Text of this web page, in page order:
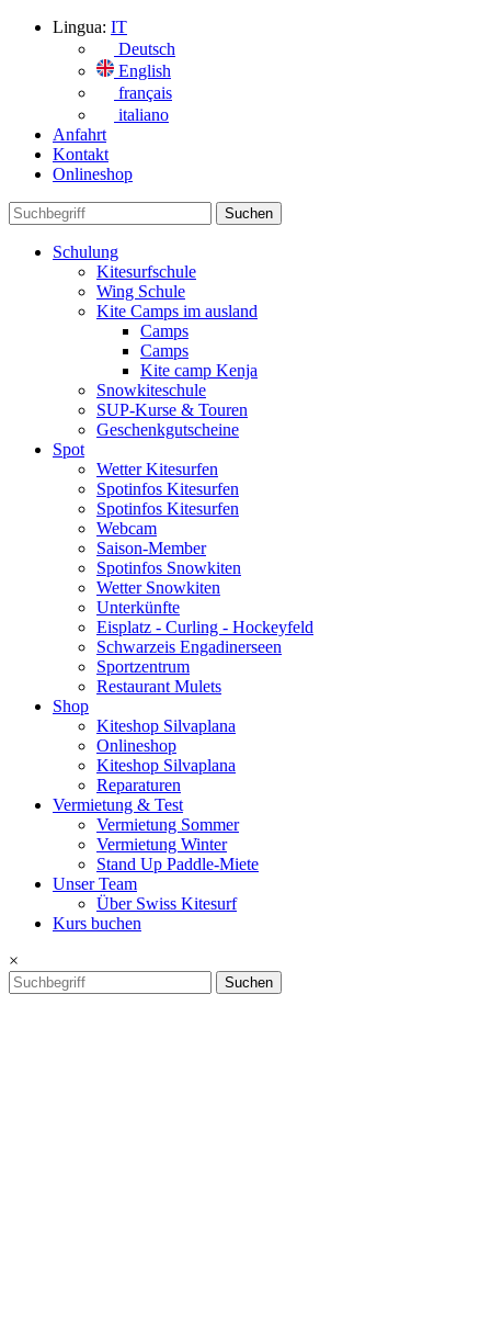
Lingua: IT
Deutsch
English
français
italiano
Anfahrt
Kontakt
Onlineshop
Schulung
Kitesurfschule
Wing Schule
Kite Camps im ausland
Camps
Camps
Kite camp Kenja
Snowkiteschule
SUP-Kurse & Touren
Geschenkgutscheine
Spot
Wetter Kitesurfen
Spotinfos Kitesurfen
Spotinfos Kitesurfen
Webcam
Saison-Member
Spotinfos Snowkiten
Wetter Snowkiten
Unterkünfte
Eisplatz - Curling - Hockeyfeld
Schwarzeis Engadinerseen
Sportzentrum
Restaurant Mulets
Shop
Kiteshop Silvaplana
Onlineshop
Kiteshop Silvaplana
Reparaturen
Vermietung & Test
Vermietung Sommer
Vermietung Winter
Stand Up Paddle-Miete
Unser Team
Über Swiss Kitesurf
Kurs buchen
×